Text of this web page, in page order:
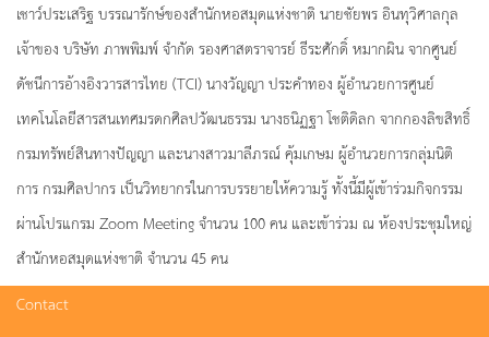
เชาว์ประเสริฐ บรรณารักษ์ของสำนักหอสมุดแห่งชาติ นายชัยพร อินทุวิศาลกุล
เจ้าของ บริษัท ภาพพิมพ์ จำกัด รองศาสตราจารย์ ธีระศักดิ์ หมากผิน จากศูนย์
ดัชนีการอ้างอิงวารสารไทย (TCI) นางวัญญา ประคำทอง ผู้อำนวยการศูนย์
เทคโนโลยีสารสนเทศมรดกศิลปวัฒนธรรม นางธนิฏฐา โชติดิลก จากกองลิขสิทธิ์
กรมทรัพย์สินทางปัญญา และนางสาวมาลีภรณ์ คุ้มเกษม ผู้อำนวยการกลุ่มนิติ
การ กรมศิลปากร เป็นวิทยากรในการบรรยายให้ความรู้ ทั้งนี้มีผู้เข้าร่วมกิจกรรม
ผ่านโปรแกรม Zoom Meeting จำนวน 100 คน และเข้าร่วม ณ ห้องประชุมใหญ่
สำนักหอสมุดแห่งชาติ จำนวน 45 คน
Contact